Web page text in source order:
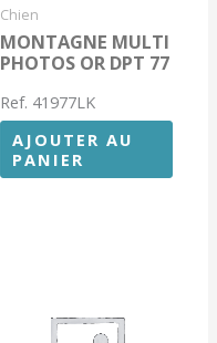
Chien
MONTAGNE MULTI
PHOTOS OR DPT 77
Ref. 41977LK
AJOUTER AU
PANIER